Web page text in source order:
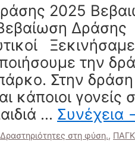
2025
Δράσης
την
Στην
κάποιοι γονείς
… Συνέχεια
Δραστηριότητες στη φύση.,